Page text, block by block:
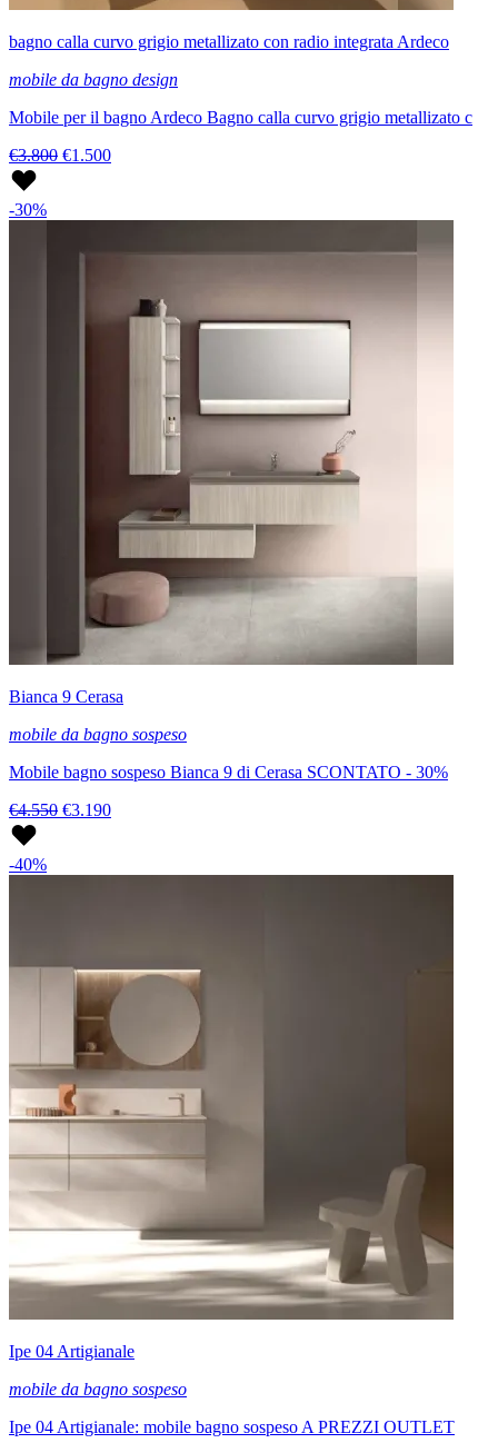
bagno calla curvo grigio metallizato con radio integrata Ardeco
mobile da bagno design
Mobile per il bagno Ardeco Bagno calla curvo grigio metallizato c
€3.800 €1.500
-30%
Bianca 9 Cerasa
mobile da bagno sospeso
Mobile bagno sospeso Bianca 9 di Cerasa SCONTATO - 30%
€4.550 €3.190
-40%
Ipe 04 Artigianale
mobile da bagno sospeso
Ipe 04 Artigianale: mobile bagno sospeso A PREZZI OUTLET